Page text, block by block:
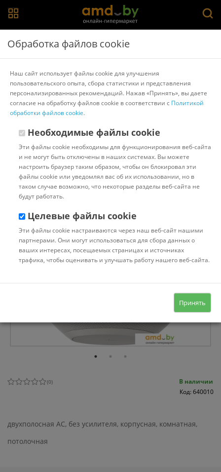
Главная > Каталог товаров
Инсталляционная и рупорная
акустика > QSC
QSC AD-P.HALO (белый)
Другие товары QSC
(0)
В наличии
Код: 640010
двухполосная АС, без усилителя, корпусная, комнатная,
потолочная
Обработка файлов cookie
Наш сайт использует файлы cookie для улучшения
пользовательского опыта, сбора статистики и представления
персонализированных рекомендаций. Нажав «Принять», вы даете
согласие на обработку файлов cookie в соответствии с Политикой
обработки файлов cookie.
Необходимые файлы cookie
Эти файлы cookie необходимы для функционирования веб-сайта
и не могут быть отключены в наших системах. Вы можете
настроить браузер таким образом, чтобы он блокировал эти
файлы cookie или уведомлял вас об их использовании, но в
таком случае возможно, что некоторые разделы веб-сайта не
будут работать.
Целевые файлы cookie
Эти файлы cookie настраиваются через наш веб-сайт нашими
партнерами. Они могут использоваться для сбора данных о
ваших интересах, посещаемых страницах и источниках
трафика, чтобы оценивать и улучшать работу нашего веб-сайта.
Принять